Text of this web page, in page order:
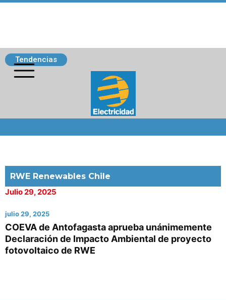
Tendencias
RWE Renewables Chile
Julio 29, 2025
julio 29, 2025
COEVA de Antofagasta aprueba unánimemente
Declaración de Impacto Ambiental de proyecto
fotovoltaico de RWE